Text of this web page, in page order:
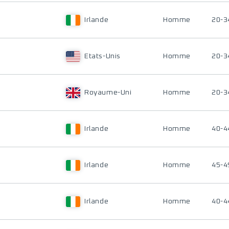
Irlande Homme 20-
Etats-Unis Homme 20-
Royaume-Uni Homme 20-
Irlande Homme 40-
Irlande Homme 45-
Irlande Homme 40-